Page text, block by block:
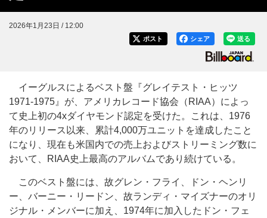
2026年1月23日 / 12:00
送る
シェア
ポスト
イーグルスによるベスト盤『グレイテスト・ヒッツ
1971-1975』が、アメリカレコード協会（RIAA）によっ
て史上初の4xダイヤモンド認定を受けた。これは、1976
年のリリース以来、累計4,000万ユニットを達成したこと
になり、現在も米国内での売上およびストリーミング数に
おいて、RIAA史上最高のアルバムであり続けている。
このベスト盤には、故グレン・フライ、ドン・ヘンリ
ー、バーニー・リードン、故ランディ・マイズナーのオリ
ジナル・メンバーに加え、1974年に加入したドン・フェ